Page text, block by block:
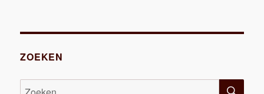
ZOEKEN
Zoeken